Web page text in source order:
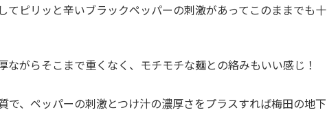
てピリッと辛いブラックペッパーの刺激があってこのままでも十
がらそこまで重くなく、モチモチな麺との絡みもいい感じ！
で、ペッパーの刺激とつけ汁の濃厚さをプラスすれば梅田の地下